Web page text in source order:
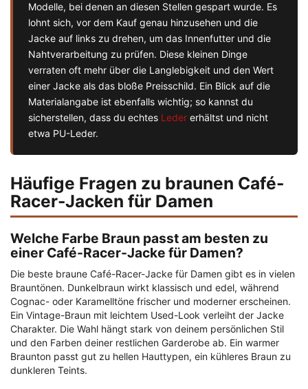
Modelle, bei denen an diesen Stellen gespart wurde. Es
lohnt sich, vor dem Kauf genau hinzusehen und die
Jacke auf links zu drehen, um das Innenfutter und die
Nahtverarbeitung zu prüfen. Diese kleinen Dinge
verraten oft mehr über die Langlebigkeit und den Wert
einer Jacke als das bloße Preisschild. Ein Blick auf die
Materialangabe ist ebenfalls wichtig; so kannst du
sicherstellen, dass du echtes Leder erhältst und nicht
etwa PU-Leder.
Häufige Fragen zu braunen Café-
Racer-Jacken für Damen
Welche Farbe Braun passt am besten zu
einer Café-Racer-Jacke für Damen?
Die beste braune Café-Racer-Jacke für Damen gibt es in vielen
Brauntönen. Dunkelbraun wirkt klassisch und edel, während
Cognac- oder Karamelltöne frischer und moderner erscheinen.
Ein Vintage-Braun mit leichtem Used-Look verleiht der Jacke
Charakter. Die Wahl hängt stark von deinem persönlichen Stil
und den Farben deiner restlichen Garderobe ab. Ein warmer
Braunton passt gut zu hellen Hauttypen, ein kühleres Braun zu
dunkleren Teints.